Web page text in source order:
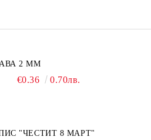
2 ММ
€0.36 0.70лв.
"ЧЕСТИТ 8 МАРТ"